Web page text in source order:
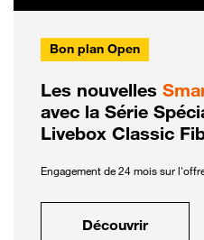
Bon plan Open
Les nouvelles
avec la Série
Livebox Classic
Engagement de 24 mois sur
Découvrir